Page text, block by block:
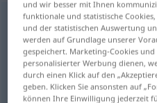
Kalkulation f <Kalkulation;-en
Übersicht aller
(Für mehr Details die
kalkulacija
und wir besser mit Ihnen
funktionale und statistische
und der statistischen Auswertung
werden auf Grundlage unserer
gespeichert. Marketing-Cookies
personalisierter Werbung dienen,
durch einen Klick auf den
geben. Klicken Sie ansonsten auf
können Ihre Einwilligung jederzeit